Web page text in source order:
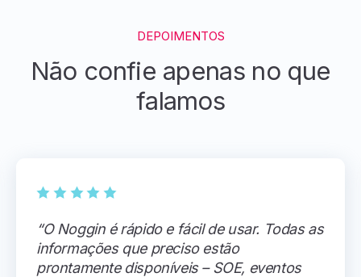
DEPOIMENTOS
Não confie apenas no que
falamos
“O Noggin é rápido e fácil de usar. Todas as
informações que preciso estão
prontamente disponíveis – SOE, eventos